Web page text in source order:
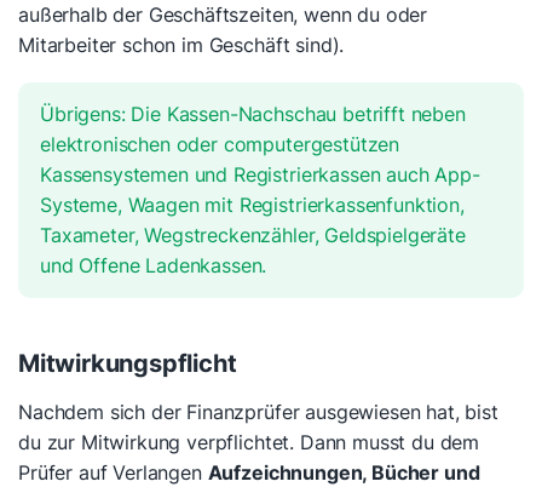
außerhalb der Geschäftszeiten, wenn du oder
Mitarbeiter schon im Geschäft sind).
Übrigens: Die Kassen-Nachschau betrifft neben
elektronischen oder computergestützen
Kassensystemen und Registrierkassen auch App-
Systeme, Waagen mit Registrierkassenfunktion,
Taxameter, Wegstreckenzähler, Geldspielgeräte
und Offene Ladenkassen.
Mitwirkungspflicht
Nachdem sich der Finanzprüfer ausgewiesen hat, bist
du zur Mitwirkung verpflichtet. Dann musst du dem
Prüfer auf Verlangen Aufzeichnungen, Bücher und